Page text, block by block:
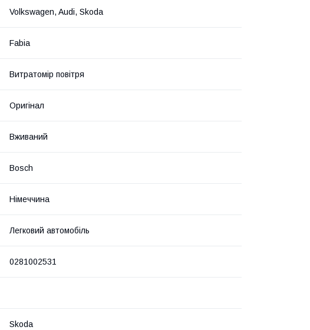
Volkswagen, Audi, Skoda
Fabia
Витратомір повітря
Оригінал
Вживаний
Bosch
Німеччина
Легковий автомобіль
0281002531
Skoda